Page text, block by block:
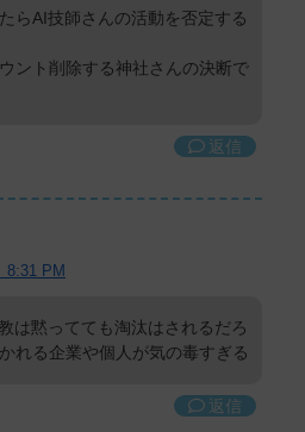
らAI技師さんの活動を否定する
ント削除する神社さんの決断で
返信
8:31 PM
は黙ってても淘汰はされるだろ
れる企業や個人が気の毒すぎる
返信